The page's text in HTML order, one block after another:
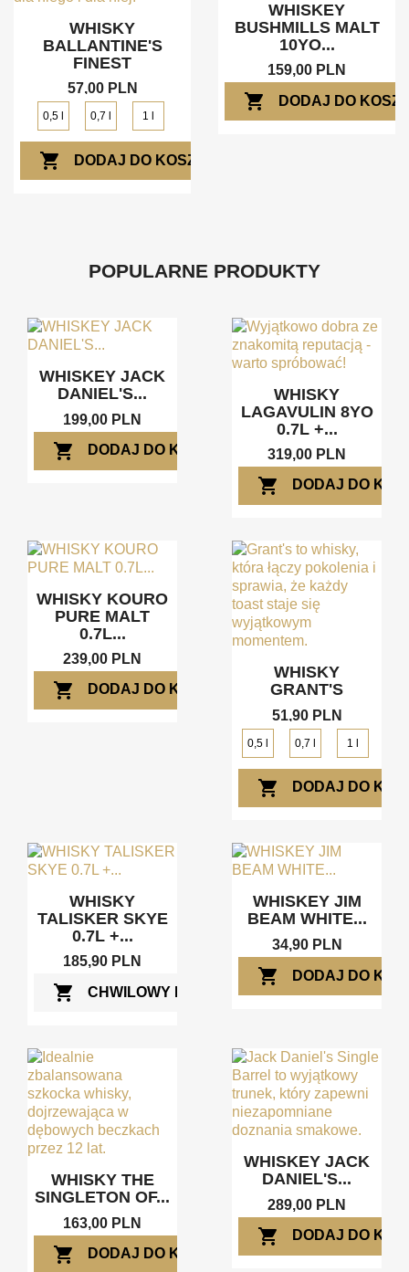
WHISKY
BALLANTINE'S
FINEST
57,00 PLN
0,5 l 0,7 l 1 l
shopping_cart DODAJ DO KOSZYKA
WHISKEY
BUSHMILLS MALT
10YO...
159,00 PLN
shopping_cart DODAJ DO
POPULARNE PRODUKTY
WHISKEY JACK
DANIEL'S...
199,00 PLN
shopping_cart DODAJ DO KOSZYKA
WHISKY
LAGAVULIN 8YO
0.7L +...
319,00 PLN
shopping_cart DODAJ DO
WHISKY KOURO
PURE MALT
0.7L...
239,00 PLN
shopping_cart DODAJ DO KOSZYKA
WHISKY
GRANT'S
51,90 PLN
0,5 l 0,7 l 1 l
shopping_cart DODAJ DO
WHISKY
TALISKER SKYE
0.7L +...
185,90 PLN
shopping_cart CHWILOWY BRAK
WHISKEY JIM
BEAM WHITE...
34,90 PLN
shopping_cart DODAJ DO
WHISKY THE
SINGLETON OF...
163,00 PLN
shopping_cart DODAJ DO KOSZYKA
WHISKEY JACK
DANIEL'S...
289,00 PLN
shopping_cart DODAJ DO